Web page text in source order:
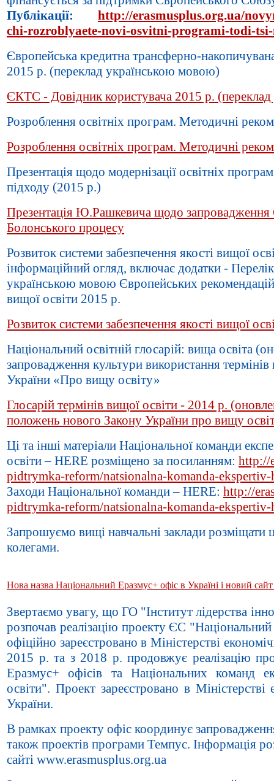
Публікації: http://erasmusplus.org.ua/
chi-rozroblyaete-novi-osvitni-programi-todi-
Європейська кредитна трансферно-
2015 р. (переклад українською мовою)
ЄКТС - Довідник користувача 2015 р.
Розроблення освітніх програм. Методичні
Розроблення освітніх програм. Методичні
Презентація щодо модернізації освітніх
підходу (2015 р.)
Презентація Ю.Рашкевича щодо запровадження
Болонського процесу
Розвиток системи забезпечення якості вищої
інформаційний огляд, включає додатки -
українською мовою Європейських рекомендацій
вищої освіти 2015 р.
Розвиток системи забезпечення якості вищої
Національний освітній глосарій: вища освіта
запровадження культури використання
України «Про вищу освіту»
Глосарій термінів вищої освіти - 2014 р.
положень нового Закону України про вищу
Ці та інші матеріали Національної команди
освіти – HERE розміщено за посиланням: http://
pidtrymka-reform/natsionalna-komanda-
Заходи Національної команди – НERE: http://
pidtrymka-reform/natsionalna-komanda-
Запрошуємо вищі навчальні заклади
колегами.
Нова назва Національний Еразмус+ офіс в Україні і новий
Звертаємо увагу, що ГО "Інститут лідерства
розпочав реалізацію проекту ЄС
офіційно зареєстровано в Міністерстві
2015 р. та з 2018 р. продовжує реалізацію
Еразмус+ офісів та Національних команд
освіти". Проект зареєстровано в Міністерстві
України.
В рамках проекту офіс координує
також проектів програми Темпус. Інформація
сайті www.erasmusplus.org.ua